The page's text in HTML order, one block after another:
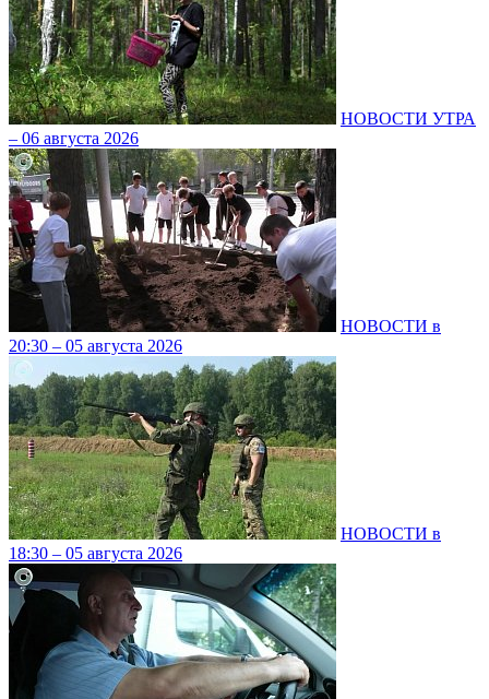
НОВОСТИ УТРА
– 06 августа 2026
НОВОСТИ в
20:30 – 05 августа 2026
НОВОСТИ в
18:30 – 05 августа 2026